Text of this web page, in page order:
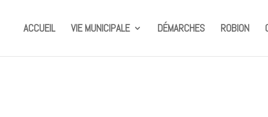
ACCUEIL VIE MUNICIPALE DÉMARCHES ROBION